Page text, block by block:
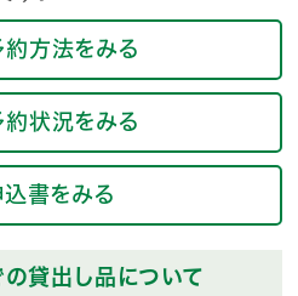
方法をみる
状況をみる
書をみる
貸出し品について